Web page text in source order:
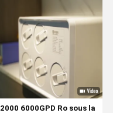
2000 6000GPD Ro sous la